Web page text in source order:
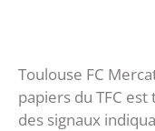
Toulouse FC
papiers du TFC
des signaux